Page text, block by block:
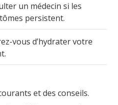
un médecin si les
persistent.
vous d’hydrater votre
et des conseils.